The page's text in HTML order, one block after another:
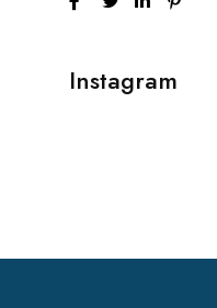
Instagram